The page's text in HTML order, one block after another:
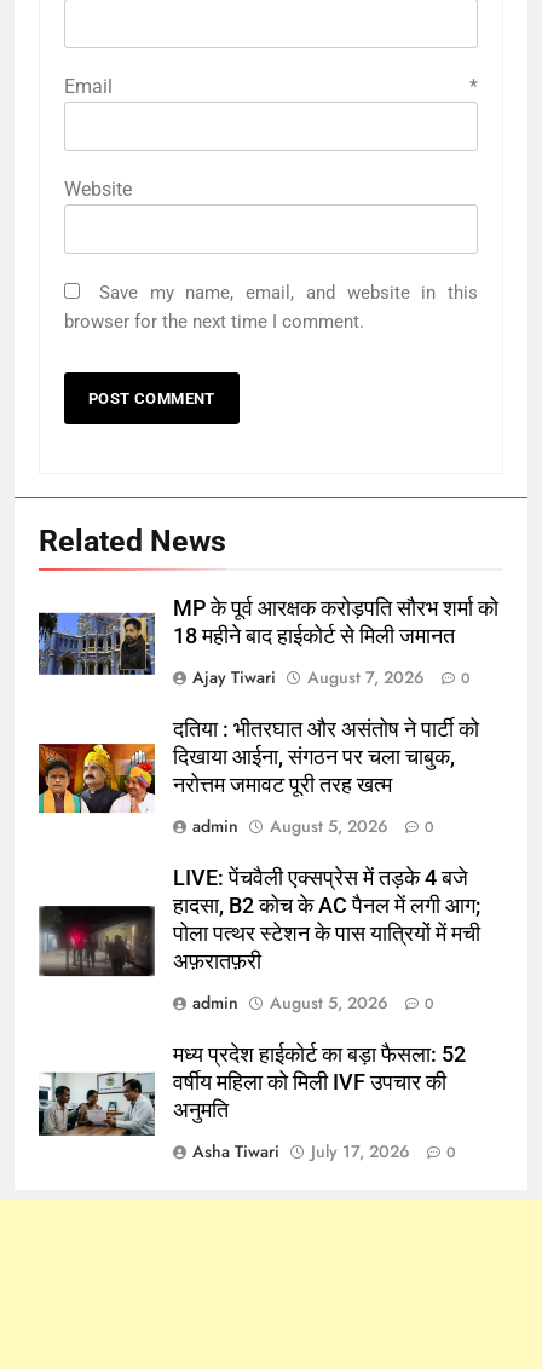
Email *
Website
Save my name, email, and website in this
browser for the next time I comment.
Related News
MP के पूर्व आरक्षक करोड़पति सौरभ शर्मा को
18 महीने बाद हाईकोर्ट से मिली जमानत
Ajay Tiwari
August 7, 2026 0
दतिया : भीतरघात और असंतोष ने पार्टी को
दिखाया आईना, संगठन पर चला चाबुक,
नरोत्तम जमावट पूरी तरह खत्म
admin
August 5, 2026 0
LIVE: पेंचवैली एक्सप्रेस में तड़के 4 बजे
हादसा, B2 कोच के AC पैनल में लगी आग;
पोला पत्थर स्टेशन के पास यात्रियों में मची
अफ़रातफ़री
admin
August 5, 2026 0
मध्य प्रदेश हाईकोर्ट का बड़ा फैसला: 52
वर्षीय महिला को मिली IVF उपचार की
अनुमति
Asha Tiwari
July 17, 2026 0